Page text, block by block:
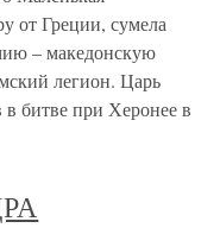
от Греции, сумела
– македонскую
легион. Царь
битве при Херонее в